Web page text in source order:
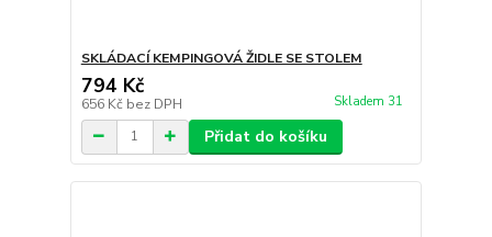
SKLÁDACÍ KEMPINGOVÁ ŽIDLE SE STOLEM
794 Kč
656 Kč bez DPH Skladem 31
Přidat do košíku